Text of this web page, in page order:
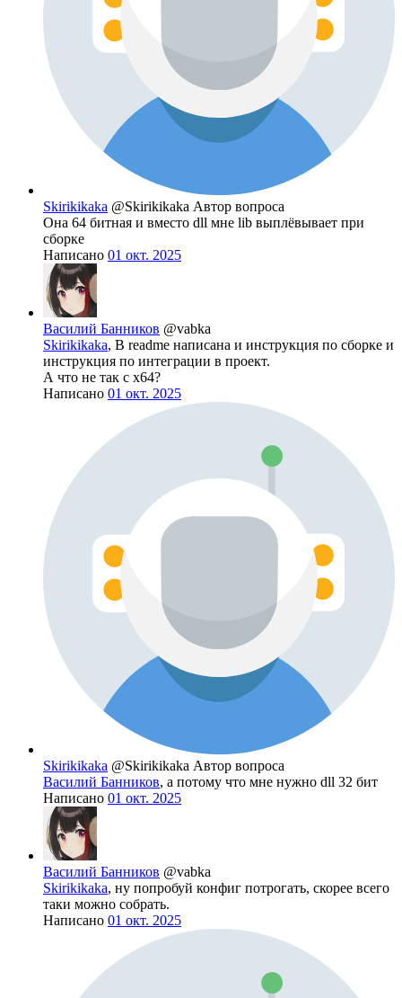
Skirikikaka @Skirikikaka Автор вопроса
Она 64 битная и вместо dll мне lib выплёвывает при
сборке
Написано 01 окт. 2025
Василий Банников @vabka
Skirikikaka, В readme написана и инструкция по сборке и
инструкция по интеграции в проект.
А что не так с x64?
Написано 01 окт. 2025
Skirikikaka @Skirikikaka Автор вопроса
Василий Банников, а потому что мне нужно dll 32 бит
Написано 01 окт. 2025
Василий Банников @vabka
Skirikikaka, ну попробуй конфиг потрогать, скорее всего
таки можно собрать.
Написано 01 окт. 2025